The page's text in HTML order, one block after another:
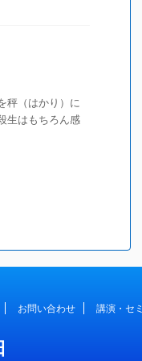
秤（はかり）に
生はもちろん感
お問い合わせ 講演・セ